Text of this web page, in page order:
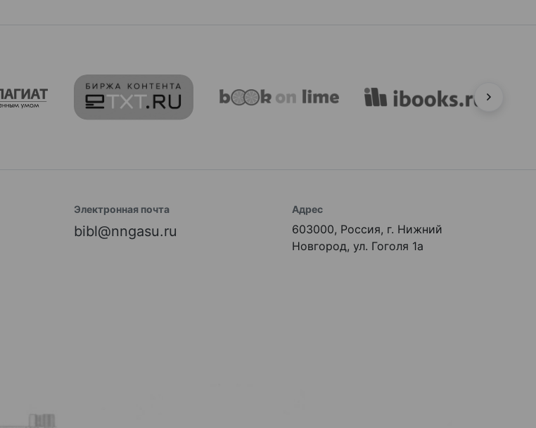
Электронная почта
bibl@nngasu.ru
Адрес
603000, Россия, г. Нижний
Новгород, ул. Гоголя 1а